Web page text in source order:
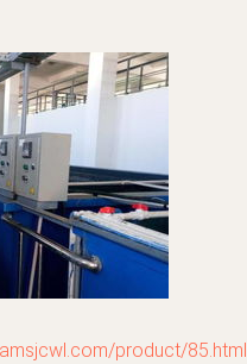
product/85.html